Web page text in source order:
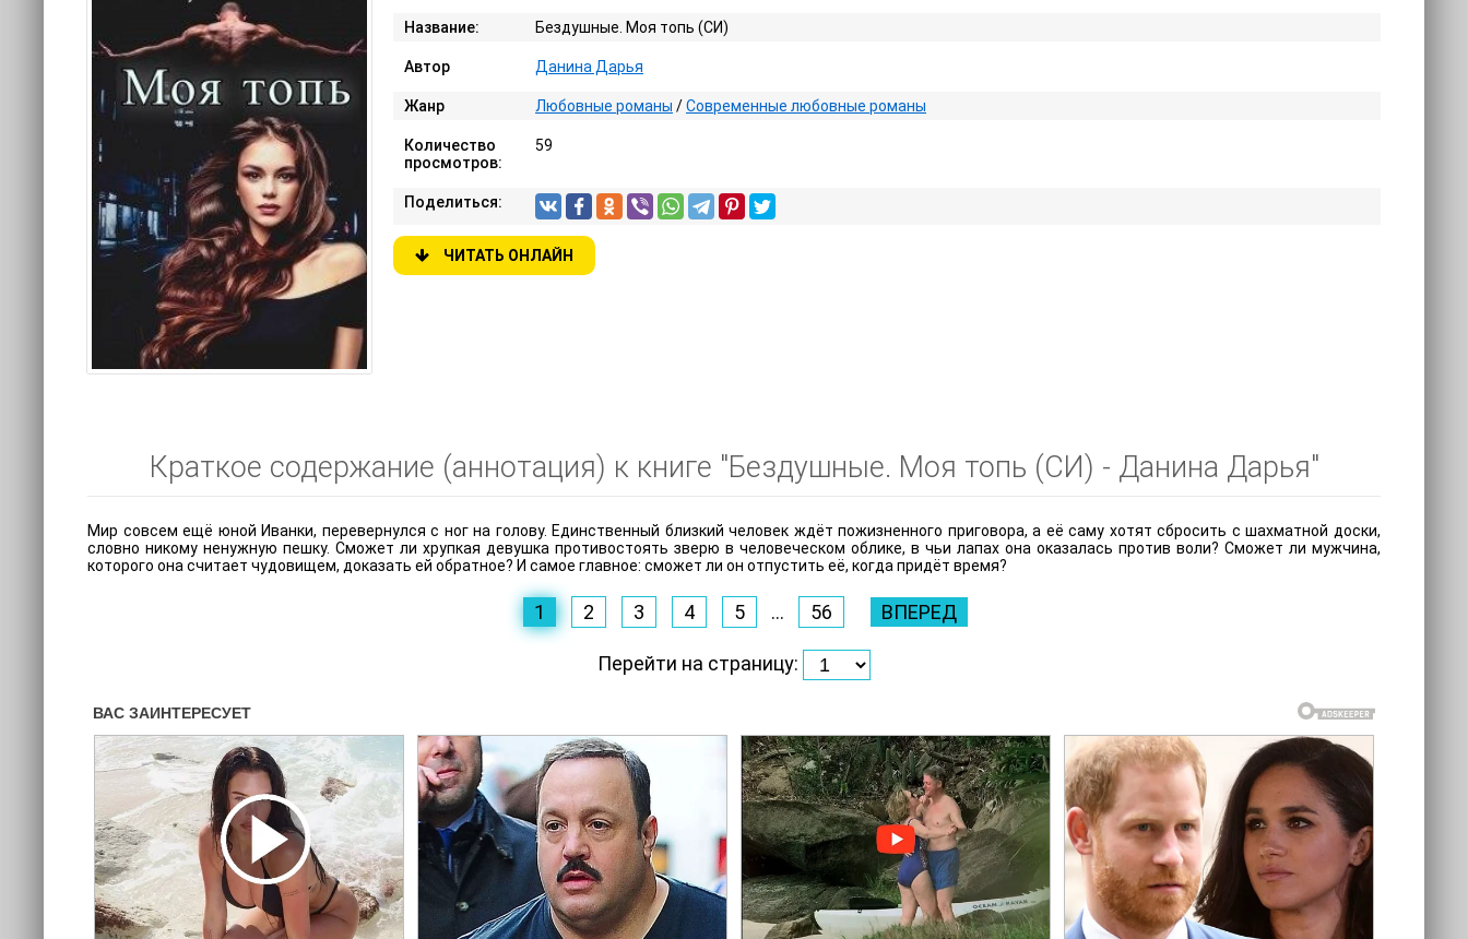
Название: Бездушные. Моя топь (СИ)
Автор Данина Дарья
Жанр Любовные романы /Современные любовные романы
Количество
просмотров:
59
Поделиться:
ЧИТАТЬ ОНЛАЙН
Краткое содержание (аннотация) к книге "Бездушные. Моя топь (СИ) - Данина Дарья"
Мир совсем ещё юной Иванки, перевернулся с ног на голову. Единственный близкий человек ждёт пожизненного приговора, а её саму хотят сбросить с шахматной доски,
словно никому ненужную пешку. Сможет ли хрупкая девушка противостоять зверю в человеческом облике, в чьи лапах она оказалась против воли? Сможет ли мужчина,
которого она считает чудовищем, доказать ей обратное? И самое главное: сможет ли он отпустить её, когда придёт время?
1 2 3 4 5 ... 56 ВПЕРЕД
Перейти на страницу: